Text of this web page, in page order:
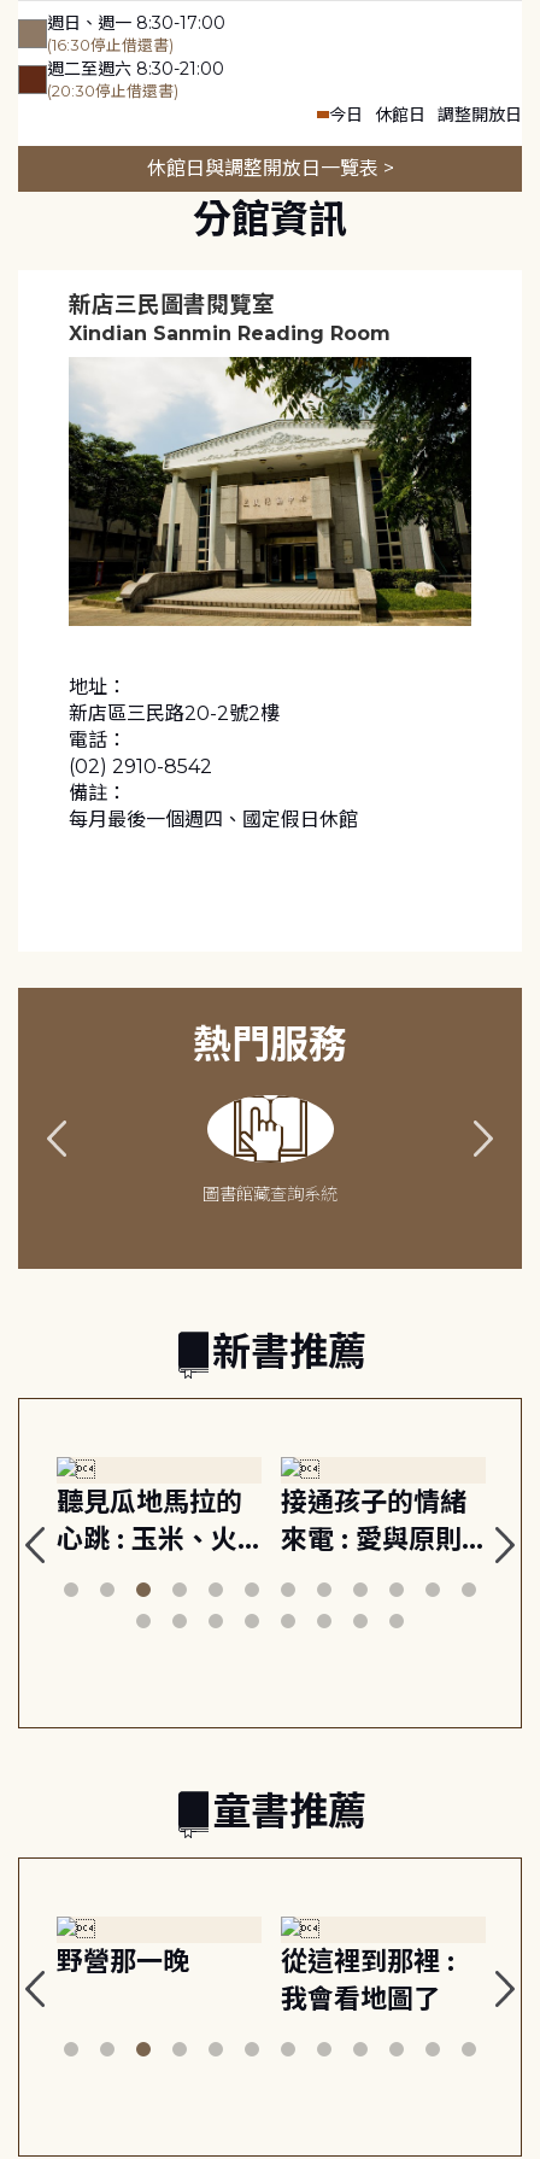
週日、週一 8:30-17:00
(16:30停止借還書)
週二至週六 8:30-21:00
(20:30停止借還書)
今日 休館日 調整開放日
休館日與調整開放日一覽表 >
分館資訊
新店三民圖書閱覽室
Xindian Sanmin Reading Room
地址：
新店區三民路20-2號2樓
電話：
(02) 2910-8542
備註：
每月最後一個週四、國定假日休館
熱門服務
圖書館藏查詢系統
新書推薦
聽見瓜地馬拉的
心跳 : 玉米、火
山與信仰, 外交官
筆下的現代馬雅
接通孩子的情緒
來電 : 愛與原則,
建立教養的安定
節奏 22個行動練
關
童書推薦
野營那一晚
從這裡到那裡 :
我會看地圖了
美